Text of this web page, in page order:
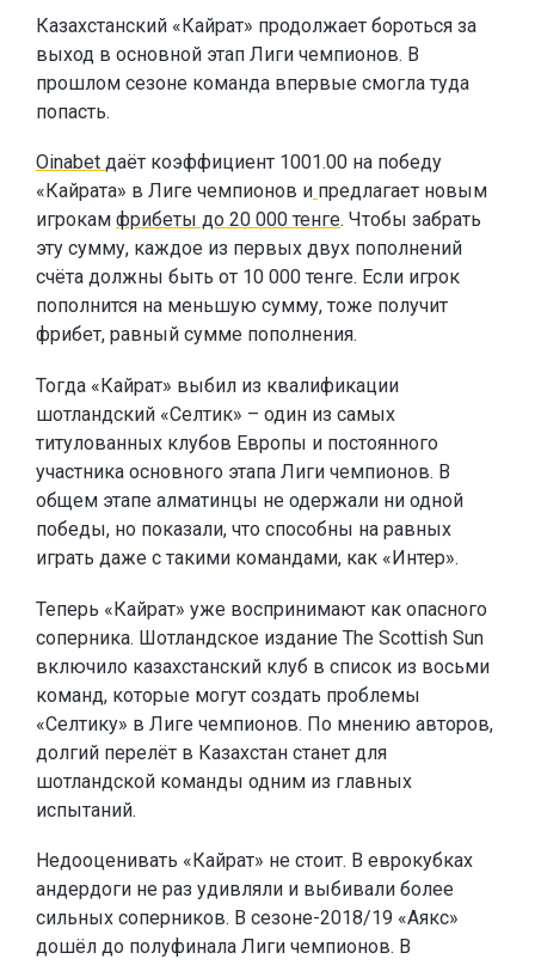
Казахстанский «Кайрат» продолжает бороться за
выход в основной этап Лиги чемпионов. В
прошлом сезоне команда впервые смогла туда
попасть.
Oinabet даёт коэффициент 1001.00 на победу
«Кайрата» в Лиге чемпионов и предлагает новым
игрокам фрибеты до 20 000 тенге. Чтобы забрать
эту сумму, каждое из первых двух пополнений
счёта должны быть от 10 000 тенге. Если игрок
пополнится на меньшую сумму, тоже получит
фрибет, равный сумме пополнения.
Тогда «Кайрат» выбил из квалификации
шотландский «Селтик» – один из самых
титулованных клубов Европы и постоянного
участника основного этапа Лиги чемпионов. В
общем этапе алматинцы не одержали ни одной
победы, но показали, что способны на равных
играть даже с такими командами, как «Интер».
Теперь «Кайрат» уже воспринимают как опасного
соперника. Шотландское издание The Scottish Sun
включило казахстанский клуб в список из восьми
команд, которые могут создать проблемы
«Селтику» в Лиге чемпионов. По мнению авторов,
долгий перелёт в Казахстан станет для
шотландской команды одним из главных
испытаний.
Недооценивать «Кайрат» не стоит. В еврокубках
андердоги не раз удивляли и выбивали более
сильных соперников. В сезоне-2018/19 «Аякс»
дошёл до полуфинала Лиги чемпионов. В